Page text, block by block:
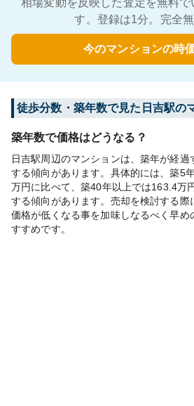
相場変動を反映した査定を無料で
す。登録は1分。完全無
今のマンションの時
徒歩分数・築年数で見た日吉駅の
築年数で価格はどうなる？
日吉駅周辺のマンションは、築年が経
する傾向があります。具体的には、築5
万円に比べて、築40年以上では163.4万
する傾向があります。売却を検討する際
価格が低くなる事を加味しなるべく早め
すすめです。